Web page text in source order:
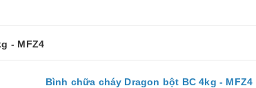
- MFZ4
Bình chữa cháy Dragon bột BC 4kg - MFZ4